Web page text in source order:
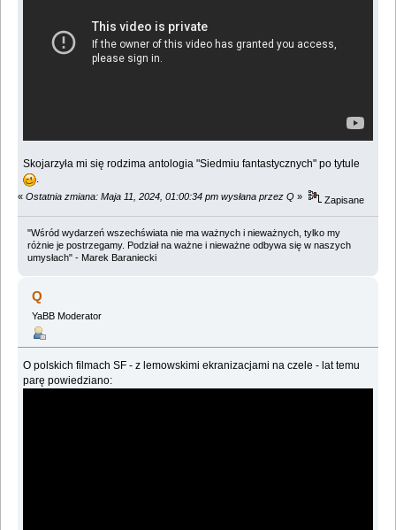
Skojarzyła mi się rodzima antologia "Siedmiu fantastycznych" po tytule
« Ostatnia zmiana: Maja 11, 2024, 01:00:34 pm wysłana przez Q » Zapisane
"Wśród wydarzeń wszechświata nie ma ważnych i nieważnych, tylko my
różnie je postrzegamy. Podział na ważne i nieważne odbywa się w naszych
umysłach" - Marek Baraniecki
Q
YaBB Moderator
O polskich filmach SF - z lemowskimi ekranizacjami na czele - lat temu
parę powiedziano: